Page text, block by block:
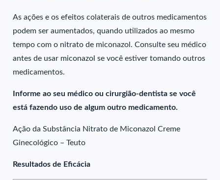
As ações e os efeitos colaterais de outros medicamentos
podem ser aumentados, quando utilizados ao mesmo
tempo com o nitrato de miconazol. Consulte seu médico
antes de usar miconazol se você estiver tomando outros
medicamentos.
Informe ao seu médico ou cirurgião-dentista se você
está fazendo uso de algum outro medicamento.
Ação da Substância Nitrato de Miconazol Creme
Ginecológico – Teuto
Resultados de Eficácia